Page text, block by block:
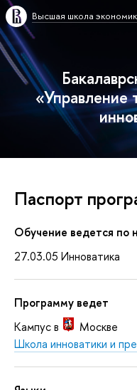
Высшая школа
«Управление
Паспорт
Обучение ведется по
27.03.05 Инноватика
Программу ведет
Кампус в
Москве
Школа инноватики и